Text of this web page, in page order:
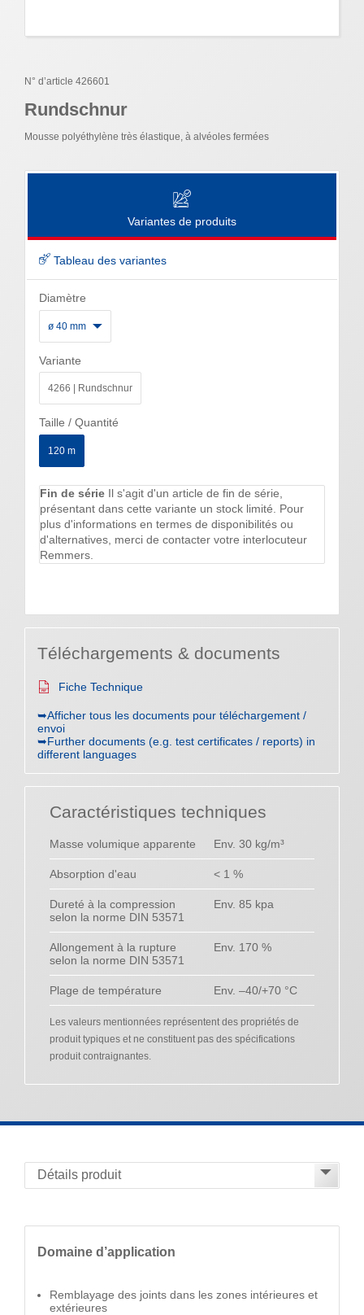
N° d’article 426601
Rundschnur
Mousse polyéthylène très élastique, à alvéoles fermées
Variantes de produits
Tableau des variantes
Diamètre
ø 40 mm
Variante
4266 | Rundschnur
Taille / Quantité
120 m
Fin de série Il s'agit d'un article de fin de série,
présentant dans cette variante un stock limité. Pour
plus d'informations en termes de disponibilités ou
d'alternatives, merci de contacter votre interlocuteur
Remmers.
Téléchargements & documents
Fiche Technique
➥Afficher tous les documents pour téléchargement /
envoi
➥Further documents (e.g. test certificates / reports) in
different languages
Caractéristiques techniques
Masse volumique apparente Env. 30 kg/m³
Absorption d'eau < 1 %
Dureté à la compression
selon la norme DIN 53571
Env. 85 kpa
Allongement à la rupture
selon la norme DIN 53571
Env. 170 %
Plage de température Env. –40/+70 °C
Les valeurs mentionnées représentent des propriétés de
produit typiques et ne constituent pas des spécifications
produit contraignantes.
Domaine d’application
Remblayage des joints dans les zones intérieures et
extérieures